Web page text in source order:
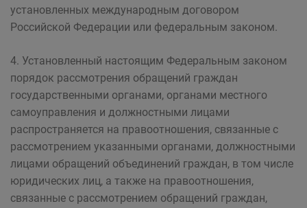
установленных международным договором
Российской Федерации или федеральным законом.
4. Установленный настоящим Федеральным законом
порядок рассмотрения обращений граждан
государственными органами, органами местного
самоуправления и должностными лицами
распространяется на правоотношения, связанные с
рассмотрением указанными органами, должностными
лицами обращений объединений граждан, в том числе
юридических лиц, а также на правоотношения,
связанные с рассмотрением обращений граждан,